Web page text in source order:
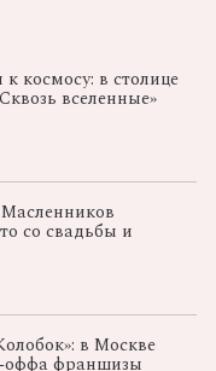
космосу: в столице
вселенные»
со свадьбы и
в Москве
франшизы